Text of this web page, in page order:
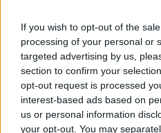
If you wish to opt-out of the
processing of your personal or
targeted advertising by us,
section to confirm your
opt-out request is processed
interest-based ads based on
us or personal information
your opt-out. You mayÉletét